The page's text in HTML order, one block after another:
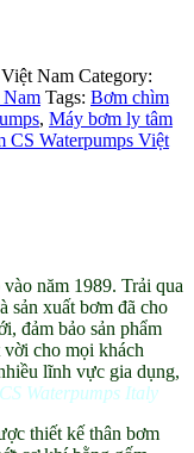
Nam Category:
Nam Tags: Bơm chìm
, Máy bơm ly tâm
CS Waterpumps Việt
năm 1989. Trải qua
sản xuất bơm đã cho
đảm bảo sản phẩm
cho mọi khách
lĩnh vực gia dụng,
Waterpumps Italy
thiết kế thân bơm